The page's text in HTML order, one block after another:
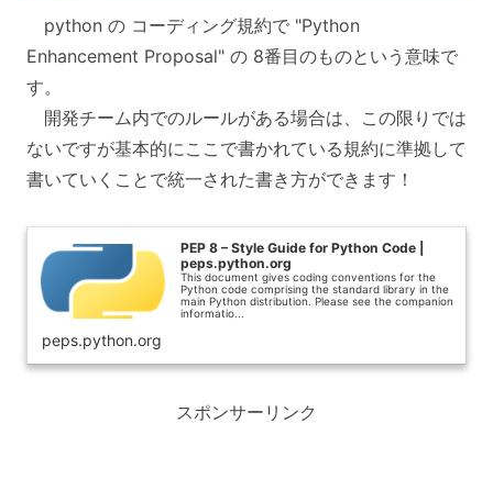
python の コーディング規約で "Python
Enhancement Proposal" の 8番目のものという意味で
す。
開発チーム内でのルールがある場合は、この限りでは
ないですが基本的にここで書かれている規約に準拠して
書いていくことで統一された書き方ができます！
PEP 8 – Style Guide for Python Code |
peps.python.org
This document gives coding conventions for the
Python code comprising the standard library in the
main Python distribution. Please see the companion
informatio...
peps.python.org
スポンサーリンク